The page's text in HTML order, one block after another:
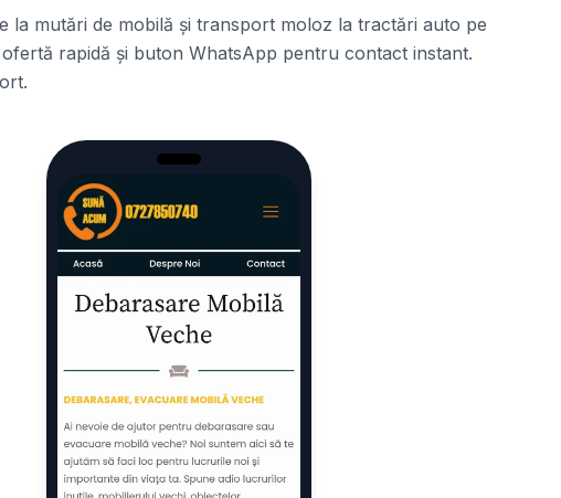
mutări de mobilă și transport moloz la tractări auto pe
rapidă și buton WhatsApp pentru contact instant.